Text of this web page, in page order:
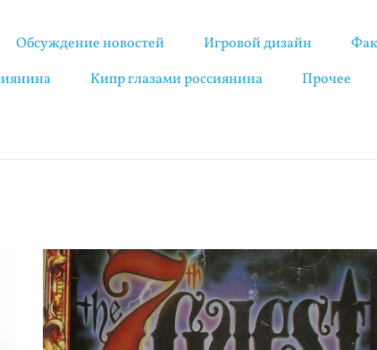
Обсуждение новостей Игровой дизайн
Кипр глазами россиянина
Прочее